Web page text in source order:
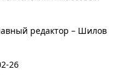
редактор – Шилов
26